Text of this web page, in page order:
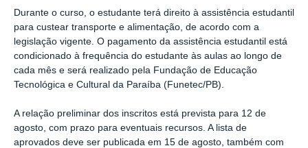
Durante o curso, o estudante terá direito à assistência estudantil
para custear transporte e alimentação, de acordo com a
legislação vigente. O pagamento da assistência estudantil está
condicionado à frequência do estudante às aulas ao longo de
cada mês e será realizado pela Fundação de Educação
Tecnológica e Cultural da Paraíba (Funetec/PB).
A relação preliminar dos inscritos está prevista para 12 de
agosto, com prazo para eventuais recursos. A lista de
aprovados deve ser publicada em 15 de agosto, também com